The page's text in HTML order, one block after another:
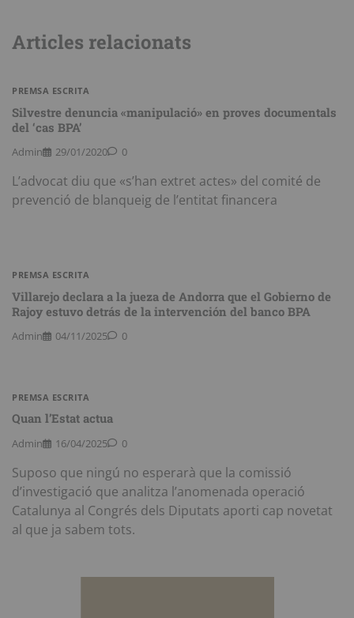
Articles relacionats
PREMSA ESCRITA
Silvestre denuncia «manipulació» en proves documentals
del ‘cas BPA’
Admin 29/01/2020 0
L’advocat diu que «s’han extret actes» del comité de
prevenció de blanqueig de l’entitat financera
PREMSA ESCRITA
Villarejo declara a la jueza de Andorra que el Gobierno de
Rajoy estuvo detrás de la intervención del banco BPA
Admin 04/11/2025 0
PREMSA ESCRITA
Quan l’Estat actua
Admin 16/04/2025 0
Suposo que ningú no esperarà que la comissió
d’investigació que analitza l’anomenada operació
Catalunya al Congrés dels Diputats aporti cap novetat
al que ja sabem tots.